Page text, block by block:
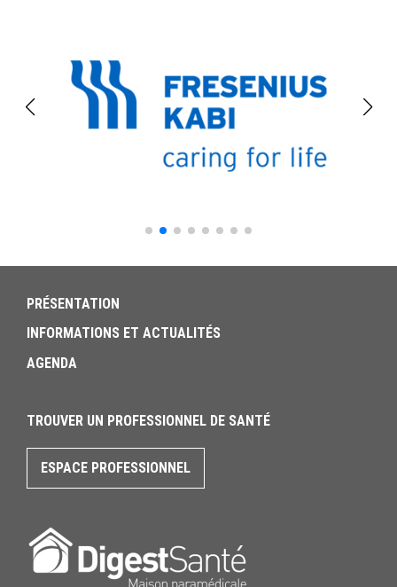
PRÉSENTATION
INFORMATIONS ET ACTUALITÉS
AGENDA
TROUVER UN PROFESSIONNEL DE SANTÉ
ESPACE PROFESSIONNEL